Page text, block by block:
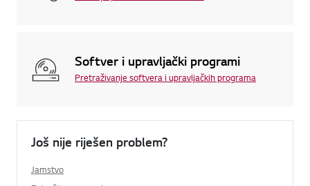
Softver i upravljački programi
Pretraživanje softvera i upravljačkih programa
Još nije riješen problem?
Jamstvo